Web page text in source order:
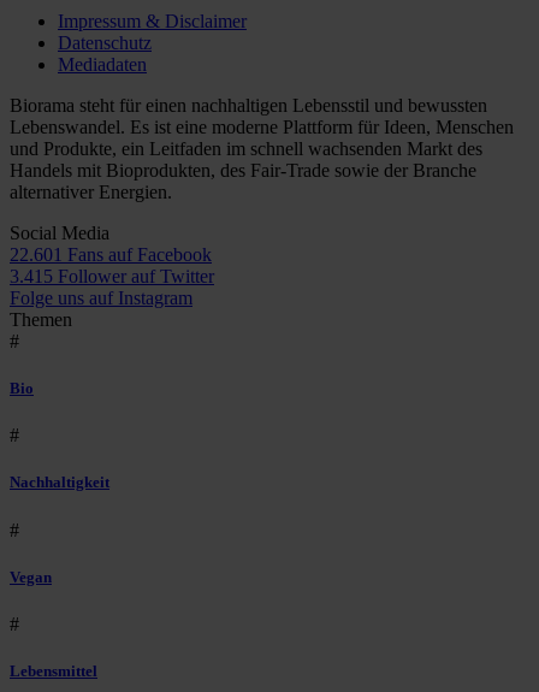
Impressum & Disclaimer
Datenschutz
Mediadaten
Biorama steht für einen nachhaltigen Lebensstil und bewussten
Lebenswandel. Es ist eine moderne Plattform für Ideen, Menschen
und Produkte, ein Leitfaden im schnell wachsenden Markt des
Handels mit Bioprodukten, des Fair-Trade sowie der Branche
alternativer Energien.
Social Media
22.601 Fans auf Facebook
3.415 Follower auf Twitter
Folge uns auf Instagram
Themen
#
Bio
#
Nachhaltigkeit
#
Vegan
#
Lebensmittel